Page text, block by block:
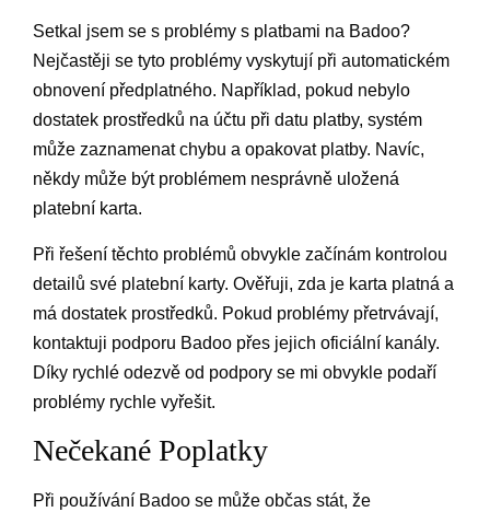
Setkal jsem se s problémy s platbami na Badoo?
Nejčastěji se tyto problémy vyskytují při automatickém
obnovení předplatného. Například, pokud nebylo
dostatek prostředků na účtu při datu platby, systém
může zaznamenat chybu a opakovat platby. Navíc,
někdy může být problémem nesprávně uložená
platební karta.
Při řešení těchto problémů obvykle začínám kontrolou
detailů své platební karty. Ověřuji, zda je karta platná a
má dostatek prostředků. Pokud problémy přetrvávají,
kontaktuji podporu Badoo přes jejich oficiální kanály.
Díky rychlé odezvě od podpory se mi obvykle podaří
problémy rychle vyřešit.
Nečekané Poplatky
Při používání Badoo se může občas stát, že